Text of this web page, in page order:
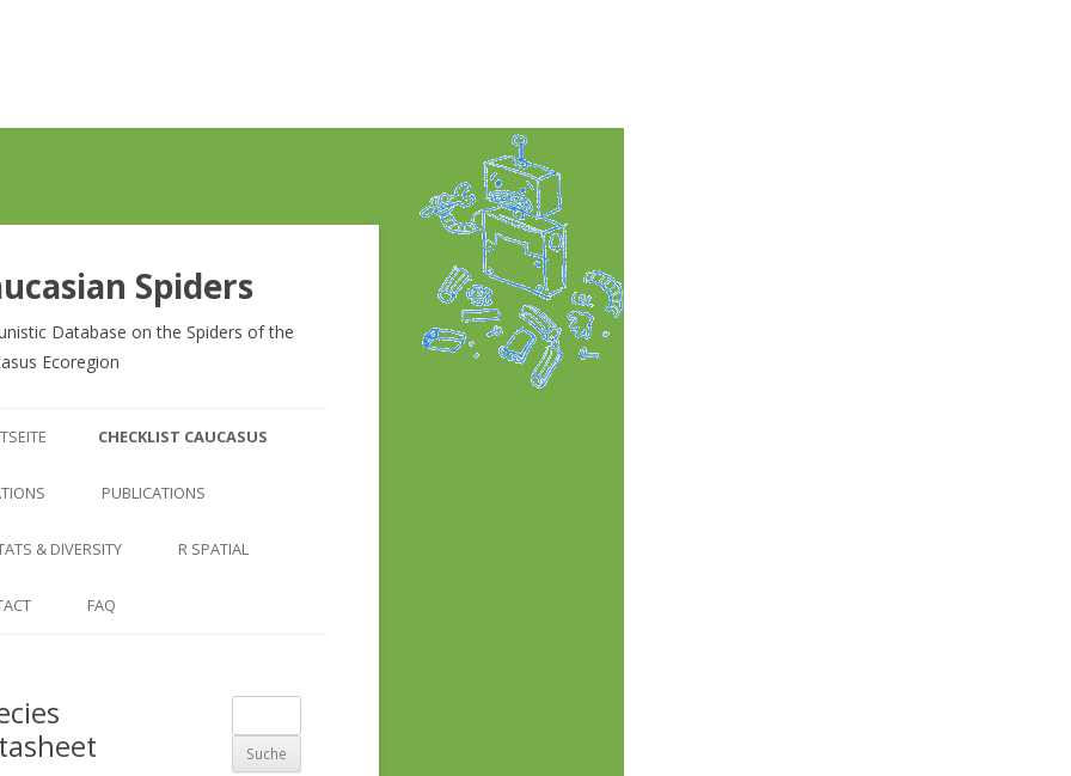
Spiders
Database on the Spiders of the
Ecoregion
Inhalt
CHECKLIST CAUCASUS
CHECKLIST CAUCASUS
COUNTRY AND REGION
LOCATION
PUBLICATIONS
LINKS
& DIVERSITY
DIVERSITY PATTERNS
R SPATIAL
RASTER BASICS 3 – AREA
FAQ
nach: